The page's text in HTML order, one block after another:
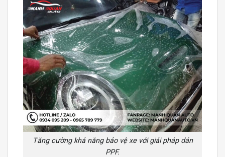
Tăng cường khả năng bảo vệ xe với giải pháp dán
PPF.